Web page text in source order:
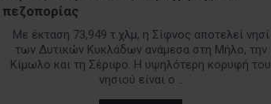
πεζοπορίας
Με έκταση 73,949 τ.χλμ, η Σίφνος αποτελεί νησί
των Δυτικών Κυκλάδων ανάμεσα στη Μήλο, την
Κίμωλο και τη Σέριφο. Η υψηλότερη κορυφή του
νησιού είναι ο ..